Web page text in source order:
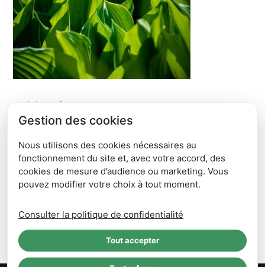
Articles récents
ÉTUDE DE FAISABILITÉ DÉVELOPPEMENT ORGANISATION
JOURNÉE PORTES OUVERTES SICTOM RM – SAMEDI 6 JUIN
2026
CHANGEMENT TOURNÉES 2026 – à partir du 18 mai 2026
CLIIINK C’est fini
Gestion des cookies
Nous utilisons des cookies nécessaires au
fonctionnement du site et, avec votre accord, des
cookies de mesure d’audience ou marketing. Vous
pouvez modifier votre choix à tout moment.
Consulter la politique de confidentialité
Tout accepter